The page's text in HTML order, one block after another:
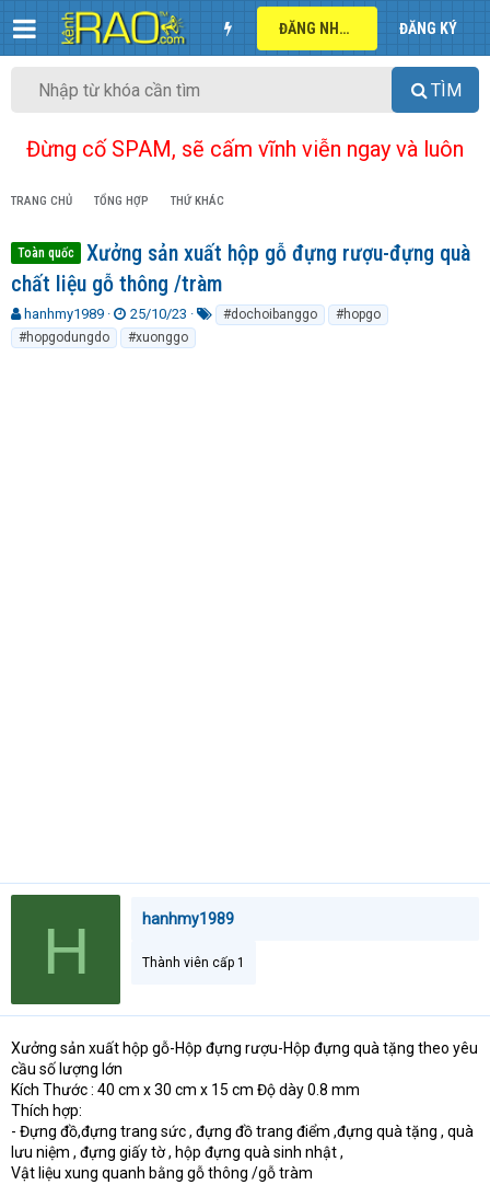
ĐĂNG NHẬP ĐĂNG KÝ
TÌM
Đừng cố SPAM, sẽ cấm vĩnh viễn ngay và luôn
TRANG CHỦ TỔNG HỢP THỨ KHÁC
Toàn quốc
Xưởng sản xuất hộp gỗ đựng rượu-đựng quà
chất liệu gỗ thông /tràm
T
h
r
hanhmy1989
N
g
à
25/10/23 #dochoibanggo
#hopgo
#hopgodungdo
#xuonggo
H hanhmy1989
Thành viên cấp 1
Xưởng sản xuất hộp gỗ-Hộp đựng rượu-Hộp đựng quà tặng theo yêu
cầu số lượng lớn
Kích Thước : 40 cm x 30 cm x 15 cm Độ dày 0.8 mm
Thích hợp:
- Đựng đồ,đựng trang sức , đựng đồ trang điểm ,đựng quà tặng , quà
lưu niệm , đựng giấy tờ , hộp đựng quà sinh nhật ,
Vật liệu xung quanh bằng gỗ thông /gỗ tràm